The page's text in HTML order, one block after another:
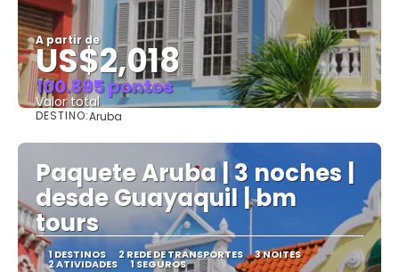
A partir de
US$2,018
100.895 pontos
Valor total
DESTINO:Aruba
Paquete Aruba | 3 noches |
desde Guayaquil | bm
tours
1 DESTINOS 2 REDE DE TRANSPORTES 3 NOITES
2 ATIVIDADES 1 SEGUROS